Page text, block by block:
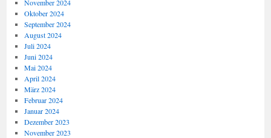
November 2024
Oktober 2024
September 2024
August 2024
Juli 2024
Juni 2024
Mai 2024
April 2024
März 2024
Februar 2024
Januar 2024
Dezember 2023
November 2023